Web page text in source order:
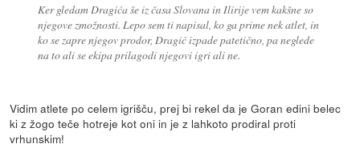
Ker gledam Dragića še iz časa Slovana in Ilirije vem kakšne so
njegove zmožnosti. Lepo sem ti napisal, ko ga prime nek atlet, in
ko se zapre njegov prodor, Dragić izpade patetično, pa neglede
na to ali se ekipa prilagodi njegovi igri ali ne.
Vidim atlete po celem igrišču, prej bi rekel da je Goran edini belec
ki z žogo teče hotreje kot oni in je z lahkoto prodiral proti
vrhunskim!